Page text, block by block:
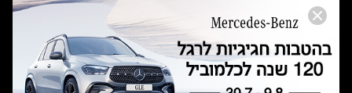
הודעה על הטבות לרכבי מרצדס בהסדר פשרה בתצ 56447-02-19
תקנון ימי מכירות 120 לכלמוביל